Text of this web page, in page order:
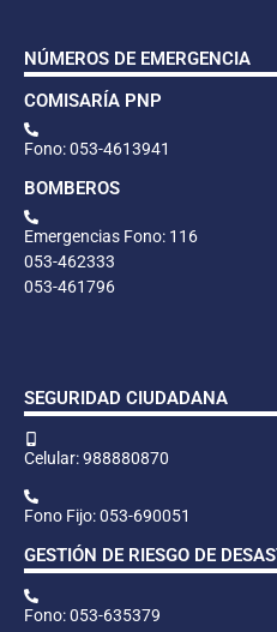
NÚMEROS DE EMERGENCIA
COMISARÍA PNP
Fono: 053-4613941
BOMBEROS
Emergencias Fono: 116
053-462333
053-461796
SEGURIDAD CIUDADANA
Celular: 988880870
Fono Fijo: 053-690051
GESTIÓN DE RIESGO DE
Fono: 053-635379